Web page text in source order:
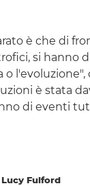
è che di
si hanno
o l'evoluzione",
è stata
di eventi
Lucy Fulford